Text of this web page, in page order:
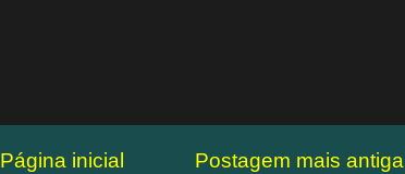
Postagem mais antiga
Página inicial